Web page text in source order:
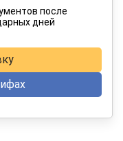
12 месяцев
после
дней